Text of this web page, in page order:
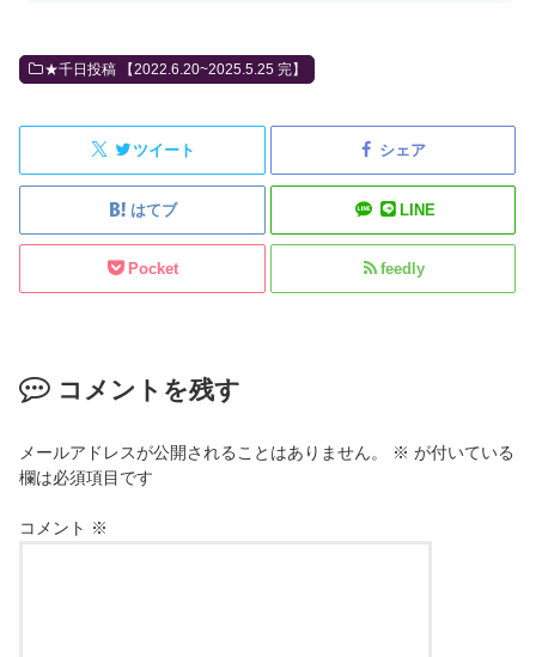
★千日投稿 【2022.6.20~2025.5.25 完】
ツイート シェア
はてブ LINE
Pocket feedly
コメントを残す
メールアドレスが公開されることはありません。 ※ が付いている
欄は必須項目です
コメント ※